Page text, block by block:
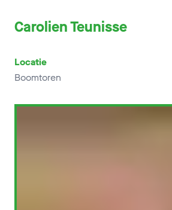
Carolien Teunisse
Locatie
Boomtoren